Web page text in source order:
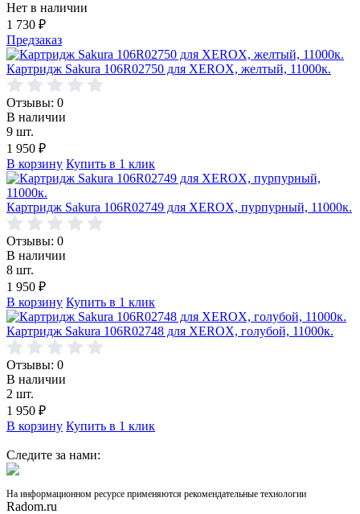
Нет в наличии
1 730 ₽
Предзаказ
Картридж Sakura 106R02750 для XEROX, желтый, 11000к.
Отзывы: 0
В наличии
9 шт.
1 950 ₽
В корзину Купить в 1 клик
Картридж Sakura 106R02749 для XEROX, пурпурный, 11000к.
Отзывы: 0
В наличии
8 шт.
1 950 ₽
В корзину Купить в 1 клик
Картридж Sakura 106R02748 для XEROX, голубой, 11000к.
Отзывы: 0
В наличии
2 шт.
1 950 ₽
В корзину Купить в 1 клик
Следите за нами:
На информационном ресурсе применяются рекомендательные технологии
Radom.ru